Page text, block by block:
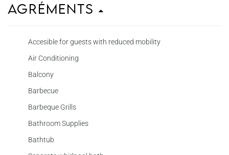
Agréments
Accesible for guests with reduced mobility
Air Conditioning
Balcony
Barbecue
Barbeque Grills
Bathroom Supplies
Bathtub